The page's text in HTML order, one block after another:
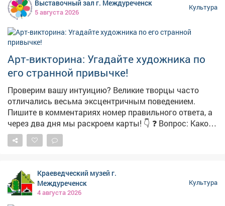
Выставочный зал г. Междуреченск
5 августа 2026
Культура
Арт-викторина: Угадайте художника по
его странной привычке!
Проверим вашу интуицию? Великие творцы часто
отличались весьма эксцентричным поведением.
Пишите в комментариях номер правильного ответа, а
через два дня мы раскроем карты! 👇 ❓ Вопрос: Какой
великий русский художник так сильно любил птиц, что
каждую весну скупал на рынках целые клетки с
Иван Шишкин (набирался вдохновения для лесных
пейзажей) 2️⃣ Василий Перов (изучал повадки птиц для
Краеведческий музей г.
Междуреченск
4 августа 2026
Культура